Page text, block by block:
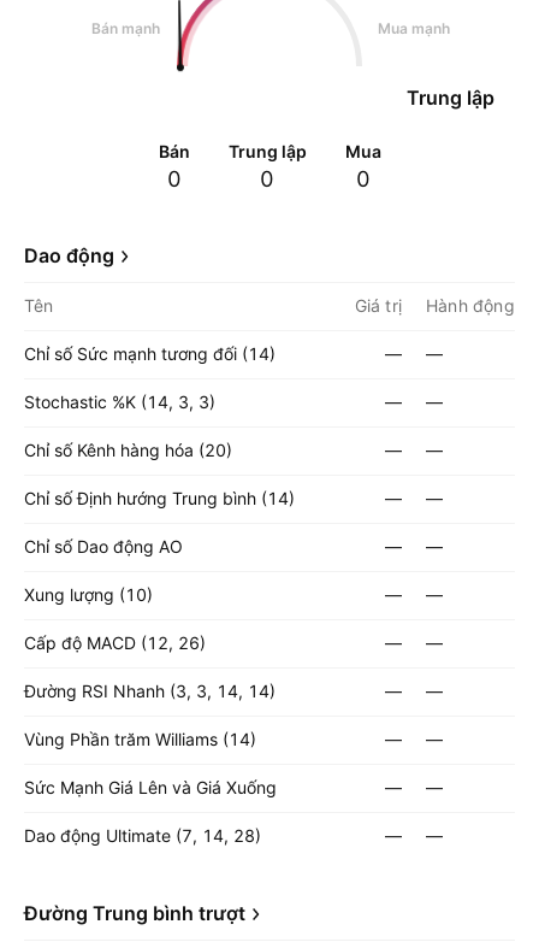
Bán mạnh Mua mạnh
Trung lập
Bán
0
Trung lập
0
Mua
0
Dao động
Tên Giá trị Hành động
Chỉ số Sức mạnh tương đối (14) — —
Stochastic %K (14, 3, 3) — —
Chỉ số Kênh hàng hóa (20) — —
Chỉ số Định hướng Trung bình (14) — —
Chỉ số Dao động AO — —
Xung lượng (10) — —
Cấp độ MACD (12, 26) — —
Đường RSI Nhanh (3, 3, 14, 14) — —
Vùng Phần trăm Williams (14) — —
Sức Mạnh Giá Lên và Giá Xuống — —
Dao động Ultimate (7, 14, 28) — —
Đường Trung bình trượt